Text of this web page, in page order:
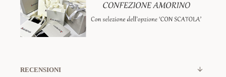
RECENSIONI